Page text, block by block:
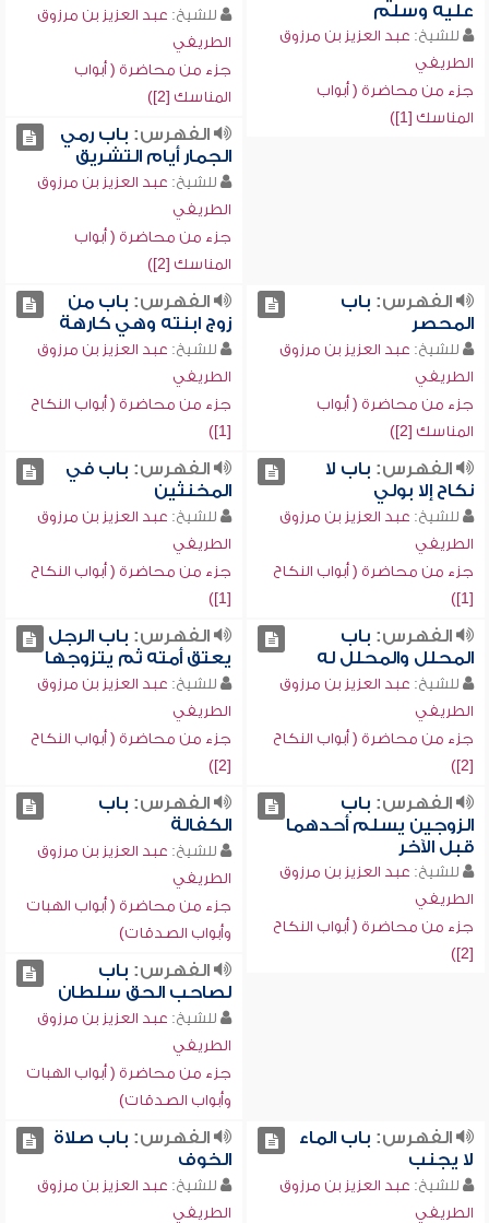
عليه وسلم
للشيخ: عبد العزيز بن مرزوق
الطريفي
جزء من محاضرة ( أبواب
المناسك [1])
للشيخ: عبد العزيز بن مرزوق
الطريفي
جزء من محاضرة ( أبواب
المناسك [2])
الفهرس: باب رمي
الجمار أيام التشريق
للشيخ: عبد العزيز بن مرزوق
الطريفي
جزء من محاضرة ( أبواب
المناسك [2])
الفهرس: باب
المحصر
للشيخ: عبد العزيز بن مرزوق
الطريفي
جزء من محاضرة ( أبواب
المناسك [2])
الفهرس: باب من
زوج ابنته وهي كارهة
للشيخ: عبد العزيز بن مرزوق
الطريفي
جزء من محاضرة ( أبواب النكاح
[1])
الفهرس: باب لا
نكاح إلا بولي
للشيخ: عبد العزيز بن مرزوق
الطريفي
جزء من محاضرة ( أبواب النكاح
[1])
الفهرس: باب في
المخنثين
للشيخ: عبد العزيز بن مرزوق
الطريفي
جزء من محاضرة ( أبواب النكاح
[1])
الفهرس: باب
المحلل والمحلل له
للشيخ: عبد العزيز بن مرزوق
الطريفي
جزء من محاضرة ( أبواب النكاح
[2])
الفهرس: باب الرجل
يعتق أمته ثم يتزوجها
للشيخ: عبد العزيز بن مرزوق
الطريفي
جزء من محاضرة ( أبواب النكاح
[2])
الفهرس: باب
الزوجين يسلم أحدهما
قبل الآخر
للشيخ: عبد العزيز بن مرزوق
الطريفي
جزء من محاضرة ( أبواب النكاح
[2])
الفهرس: باب
الكفالة
للشيخ: عبد العزيز بن مرزوق
الطريفي
جزء من محاضرة ( أبواب الهبات
وأبواب الصدقات)
الفهرس: باب
لصاحب الحق سلطان
للشيخ: عبد العزيز بن مرزوق
الطريفي
جزء من محاضرة ( أبواب الهبات
وأبواب الصدقات)
الفهرس: باب الماء
لا يجنب
للشيخ: عبد العزيز بن مرزوق
الطريفي
الفهرس: باب صلاة
الخوف
للشيخ: عبد العزيز بن مرزوق
الطريفي